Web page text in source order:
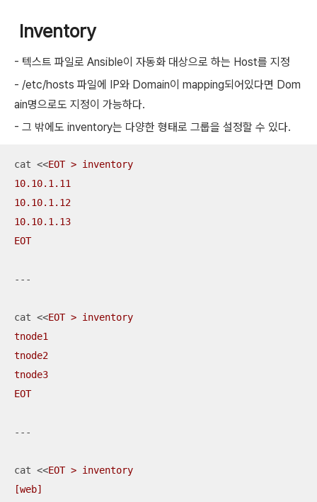
Inventory
- 텍스트 파일로 Ansible이 자동화 대상으로 하는 Host를 지정
- /etc/hosts 파일에 IP와 Domain이 mapping되어있다면 Dom
ain명으로도 지정이 가능하다.
- 그 밖에도 inventory는 다양한 형태로 그룹을 설정할 수 있다.
cat <<EOT > inventory
10.10.1.11
10.10.1.12
10.10.1.13
EOT
---
cat <<EOT > inventory
tnode1
tnode2
tnode3
EOT
---
cat <<EOT > inventory
[web]